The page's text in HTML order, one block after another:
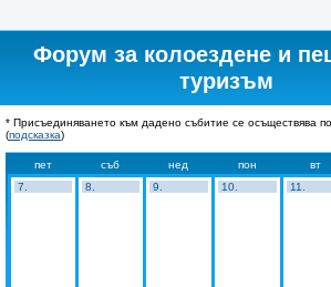
Форум за колоездене и
туризъм
* Присъединяването към дадено събитие се осъществява
(подсказка)
пет съб нед пон вт
7.
8. 9. 10. 11.